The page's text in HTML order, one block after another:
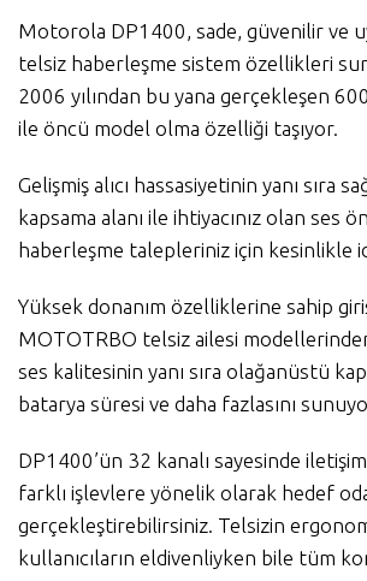
Motorola DP1400, sade, güvenilir ve
telsiz haberleşme sistem özellikleri
2006 yılından bu yana gerçekleşen
ile öncü model olma özelliği taşıyor.
Gelişmiş alıcı hassasiyetinin yanı sıra
kapsama alanı ile ihtiyacınız olan ses
haberleşme talepleriniz için kesinlikle
Yüksek donanım özelliklerine sahip
MOTOTRBO telsiz ailesi
ses kalitesinin yanı sıra olağanüstü
batarya süresi ve daha fazlasını
DP1400’ün 32 kanalı sayesinde
farklı işlevlere yönelik olarak hedef
gerçekleştirebilirsiniz. Telsizin
kullanıcıların eldivenliyken bile tüm